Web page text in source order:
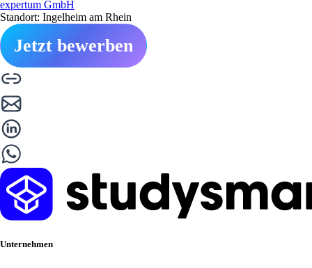
expertum GmbH
Standort: Ingelheim am Rhein
Jetzt bewerben
Unternehmen